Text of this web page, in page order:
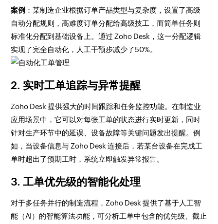
案例 ：某制造企业根据订单产品类型与复杂度，设置了高级
自动分配规则，高难度订单分配给高级技工，而简单任务则
标准化分配到基础设备上。通过 Zoho Desk，这一分配逻辑
实现了完全自动化，人工干预步减少了50%。
2. 实时工单追踪与异常提醒
Zoho Desk 提供强大的时间跟踪和任务监控功能。在制造业
应用场景中，它可以对每张工单的状态进行实时更新，同时
针对生产环节中的延误、设备故障等关键问题发出提醒。例
如，当设备信息与 Zoho Desk 连接后，若某台设备在完成工
单时超出了预期工时，系统立即触发异常报告。
3. 工单优先级的智能化处理
对于多任务并行的制造流程，Zoho Desk 提供了基于人工智
能（AI）的智能算法功能，可分析工单中包含的优先级、截止